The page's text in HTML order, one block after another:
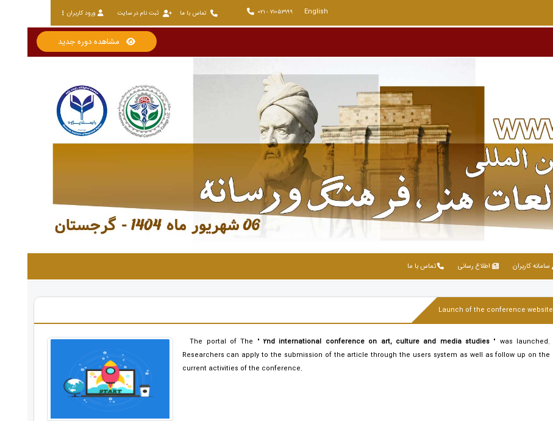
English
021 - 71053199 تماس با ما ثبت نام در سایت ورود کاربران
مشاهده دوره جدید
سامانه کاربران اطلاع رسانی تماس با ما
Launch of the conference website
The portal of The "2nd international conference on art, culture and media studies" was launched.
Researchers can apply to the submission of the article through the users system as well as follow up on the
current activities of the conference.